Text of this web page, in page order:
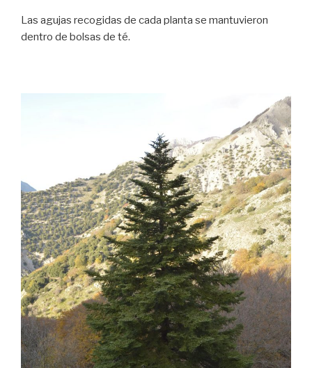
Las agujas recogidas de cada planta se mantuvieron
dentro de bolsas de té.